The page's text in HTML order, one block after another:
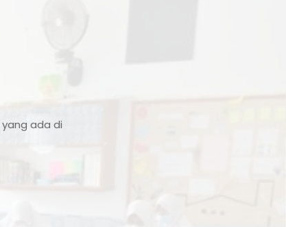
ada di